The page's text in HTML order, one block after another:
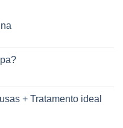
+ Tratamento ideal